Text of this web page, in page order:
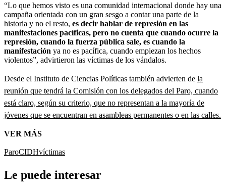
“Lo que hemos visto es una comunidad internacional donde hay una
campaña orientada con un gran sesgo a contar una parte de la
historia y no el resto, es decir hablar de represión en las
manifestaciones pacíficas, pero no cuenta que cuando ocurre la
represión, cuando la fuerza pública sale, es cuando la
manifestación ya no es pacífica, cuando empiezan los hechos
violentos”, advirtieron las víctimas de los vándalos.
Desde el Instituto de Ciencias Políticas también advierten de la
reunión que tendrá la Comisión con los delegados del Paro, cuando
está claro, según su criterio, que no representan a la mayoría de
jóvenes que se encuentran en asambleas permanentes o en las calles.
VER MÁS
ParoCIDHvíctimas
Le puede interesar